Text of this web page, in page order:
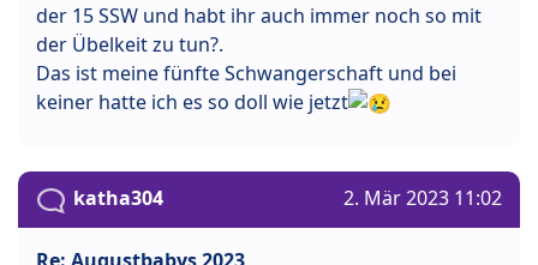
der 15 SSW und habt ihr auch immer noch so mit
der Übelkeit zu tun?.
Das ist meine fünfte Schwangerschaft und bei
keiner hatte ich es so doll wie jetzt
katha304 2. Mär 2023 11:02